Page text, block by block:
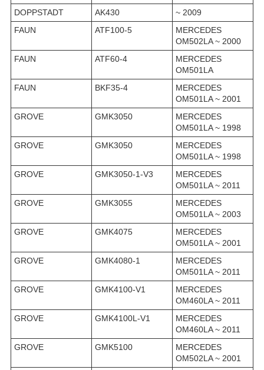
DOPPSTADT
AK430
~ 2009
FAUN
ATF100-5
MERCEDES
OM502LA ~ 2000
FAUN
ATF60-4
MERCEDES
OM501LA
FAUN
BKF35-4
MERCEDES
OM501LA ~ 2001
GROVE
GMK3050
MERCEDES
OM501LA ~ 1998
GROVE
GMK3050
MERCEDES
OM501LA ~ 1998
GROVE
GMK3050-1-V3
MERCEDES
OM501LA ~ 2011
GROVE
GMK3055
MERCEDES
OM501LA ~ 2003
GROVE
GMK4075
MERCEDES
OM501LA ~ 2001
GROVE
GMK4080-1
MERCEDES
OM501LA ~ 2011
GROVE
GMK4100-V1
MERCEDES
OM460LA ~ 2011
GROVE
GMK4100L-V1
MERCEDES
OM460LA ~ 2011
GROVE
GMK5100
MERCEDES
OM502LA ~ 2001